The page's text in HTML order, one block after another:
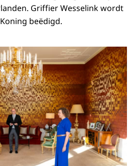
Griffier Wesselink wordt
beëdigd.
griffier Hoge Raad ter beëdiging